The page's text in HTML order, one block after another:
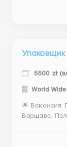
маркировку
5500 zł
World Wide
🌟 Вакансия:
Варшаве, Польша! 📋